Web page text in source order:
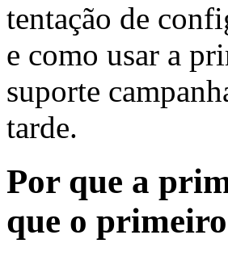
tentação de
e como usar a
suporte
tarde.
Por que a
que o